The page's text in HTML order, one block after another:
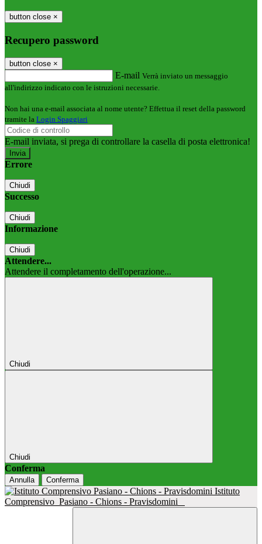
button close ×
Recupero password
button close ×
E-mail Verrà inviato un messaggio
all'indirizzo indicato con le istruzioni necessarie.
Non hai una e-mail associata al nome utente? Effettua il reset della password
tramite la Login Spaggiari
E-mail inviata, si prega di controllare la casella di posta elettronica!
Errore
Chiudi
Successo
Chiudi
Informazione
Chiudi
Attendere...
Attendere il completamento dell'operazione...
Chiudi
Chiudi
Conferma
Annulla Conferma
Istituto
Comprensivo Pasiano - Chions - Pravisdomini